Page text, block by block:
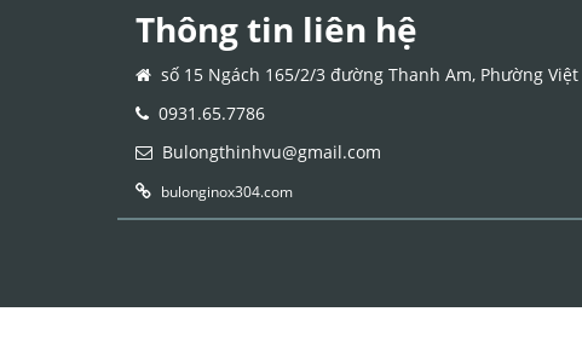
Thông tin liên hệ
số 15 Ngách 165/2/3 đường Thanh Am, Phường Việt
0931.65.7786
Bulongthinhvu@gmail.com
bulonginox304.com